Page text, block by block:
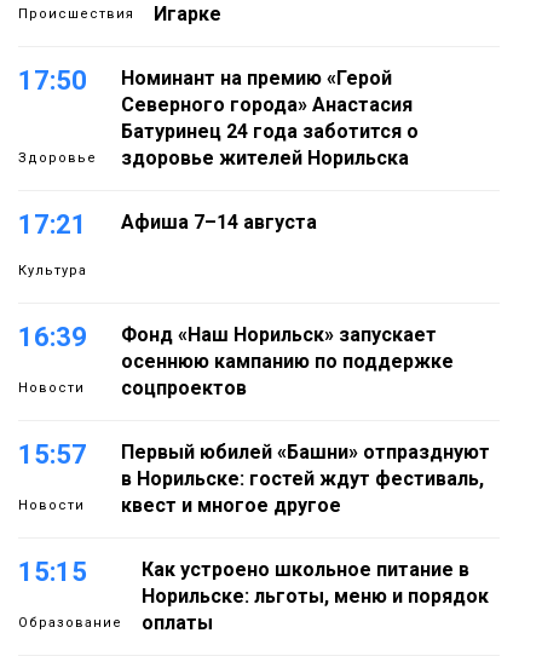
Происшествия
Игарке
17:50
Здоровье
Номинант на премию «Герой
Северного города» Анастасия
Батуринец 24 года заботится о
здоровье жителей Норильска
17:21
Культура
Афиша 7–14 августа
16:39
Новости
Фонд «Наш Норильск» запускает
осеннюю кампанию по поддержке
соцпроектов
15:57
Новости
Первый юбилей «Башни» отпразднуют
в Норильске: гостей ждут фестиваль,
квест и многое другое
15:15
Образование
Как устроено школьное питание в
Норильске: льготы, меню и порядок
оплаты